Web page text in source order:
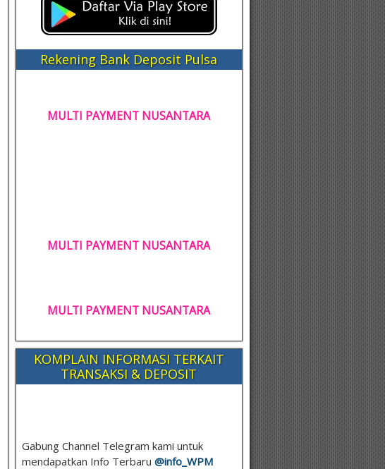
Rekening Bank Deposit Pulsa
MULTI PAYMENT NUSANTARA
MULTI PAYMENT NUSANTARA
MULTI PAYMENT NUSANTARA
KOMPLAIN INFORMASI TERKAIT
TRANSAKSI & DEPOSIT
Gabung Channel Telegram kami untuk
mendapatkan Info Terbaru @info_ WPM